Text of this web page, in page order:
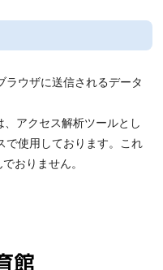
ラウザに送信されるデータ
アクセス解析ツールとし
で使用しております。これ
おりません。